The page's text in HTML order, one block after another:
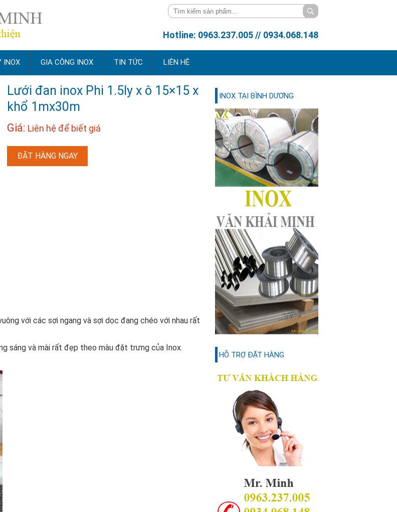
Hotline: 0963.237.005 // 0934.068.148
INOX GIA CÔNG INOX TIN TỨC LIÊN HỆ
Lưới đan inox Phi 1.5ly x ô 15×15 x
khổ 1mx30m
Giá: Liên hệ để biết giá
ĐẶT HÀNG NGAY
với các sợi ngang và sợi dọc đang chéo với nhau rất
sáng và mài rất đẹp theo màu đặt trưng của Inox.
INOX TẠI BÌNH DƯƠNG
HỖ TRỢ ĐẶT HÀNG